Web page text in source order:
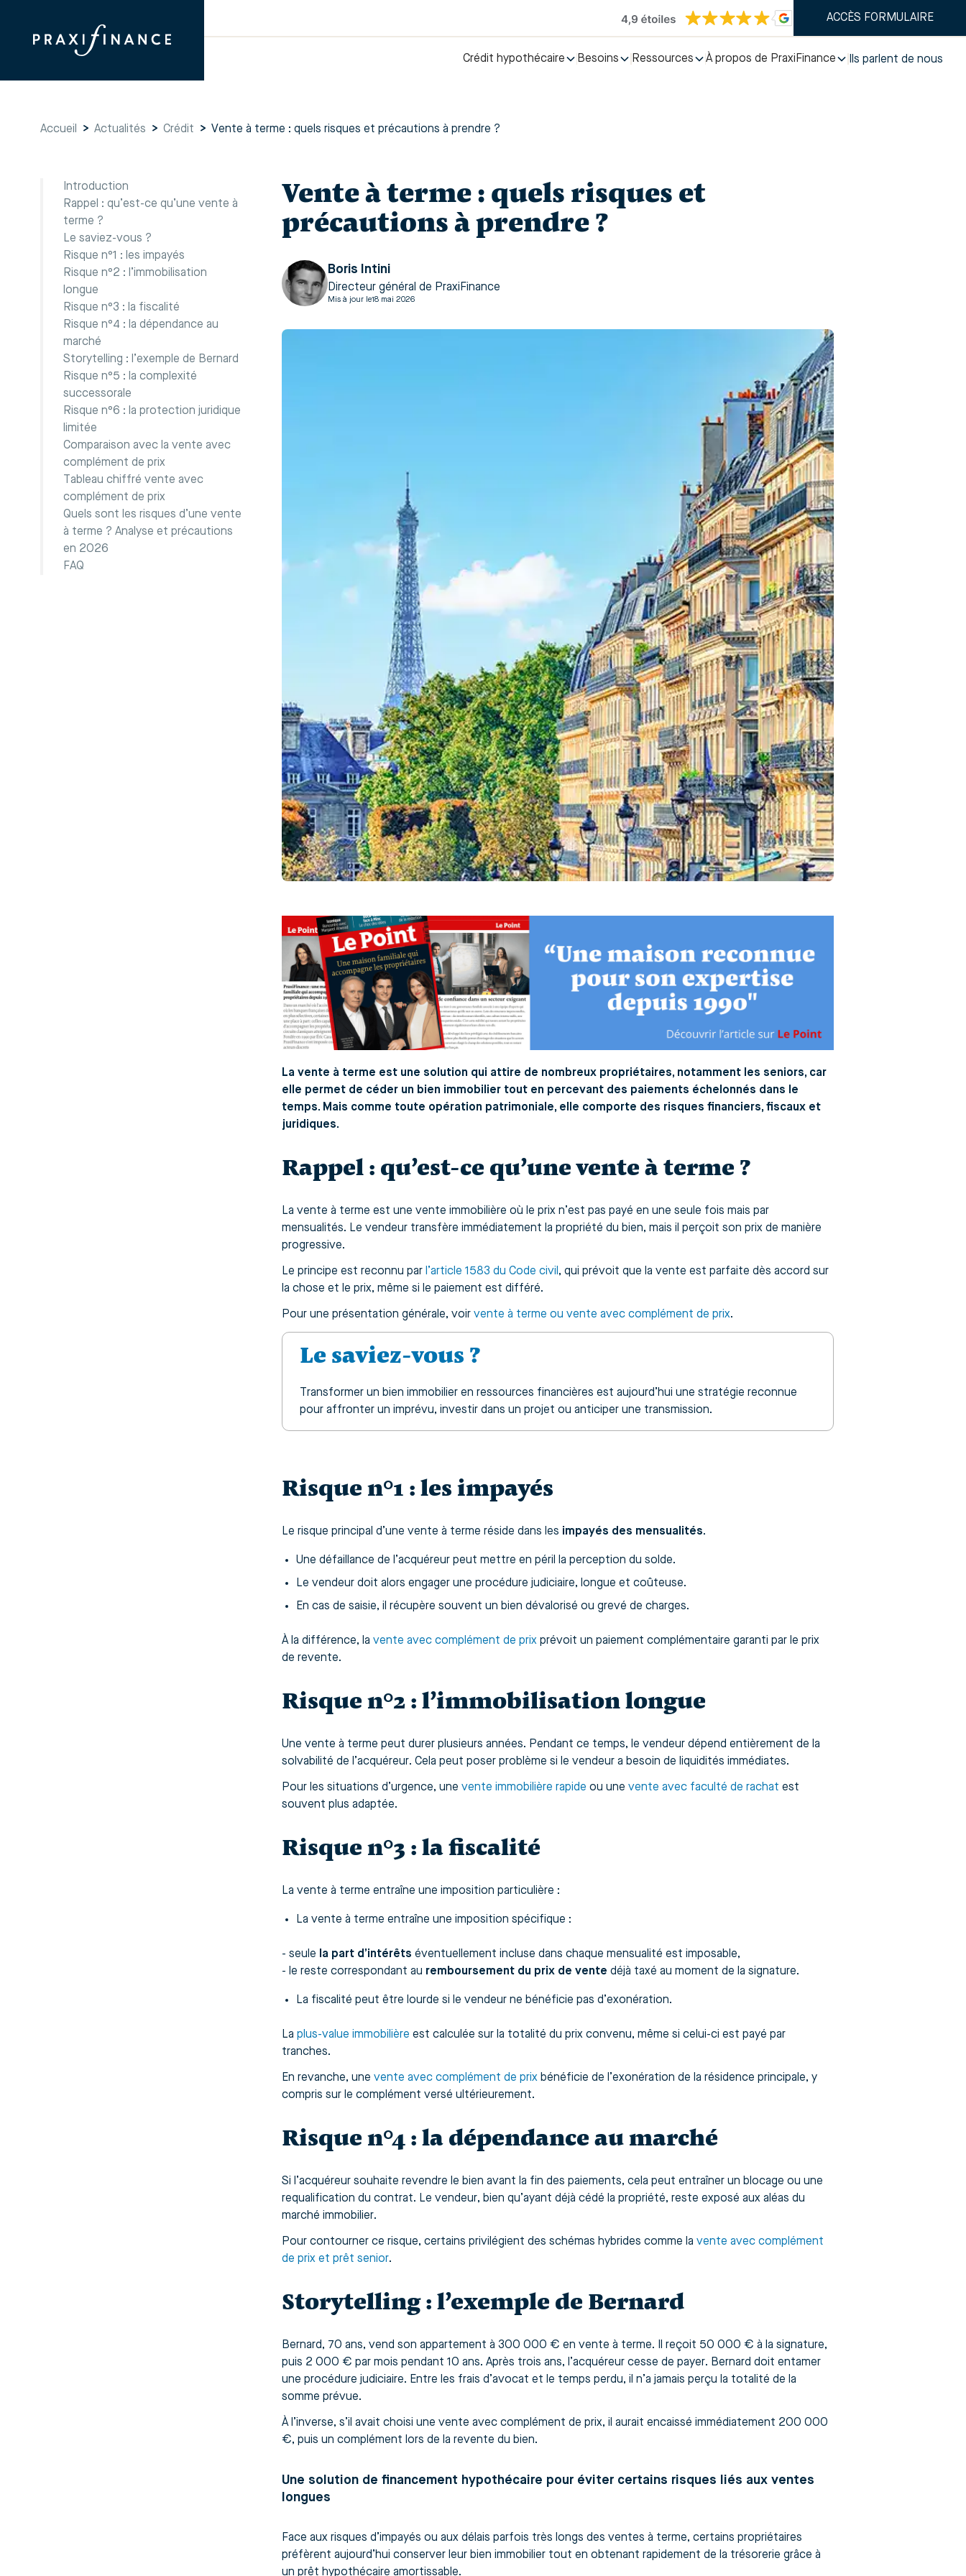
ACCÈS FORMULAIRE
Crédit hypothécaire Besoins Ressources À propos de PraxiFinance Ils parlent de nous
Accueil > Actualités > Crédit > Vente à terme : quels risques et précautions à prendre ?
Introduction
Rappel : qu’est-ce qu’une vente à
terme ?
Le saviez-vous ?
Risque n°1 : les impayés
Risque n°2 : l’immobilisation
longue
Risque n°3 : la fiscalité
Risque n°4 : la dépendance au
marché
Storytelling : l’exemple de Bernard
Risque n°5 : la complexité
successorale
Risque n°6 : la protection juridique
limitée
Comparaison avec la vente avec
complément de prix
Tableau chiffré vente avec
complément de prix
Quels sont les risques d’une vente
à terme ? Analyse et précautions
en 2026
FAQ
Vente à terme : quels risques et
précautions à prendre ?
Boris Intini
Directeur général de PraxiFinance
Mis à jour le18 mai 2026
La vente à terme est une solution qui attire de nombreux propriétaires, notamment les seniors, car
elle permet de céder un bien immobilier tout en percevant des paiements échelonnés dans le
temps. Mais comme toute opération patrimoniale, elle comporte des risques financiers, fiscaux et
juridiques.
Rappel : qu’est-ce qu’une vente à terme ?
La vente à terme est une vente immobilière où le prix n’est pas payé en une seule fois mais par
mensualités. Le vendeur transfère immédiatement la propriété du bien, mais il perçoit son prix de manière
progressive.
Le principe est reconnu par l’article 1583 du Code civil , qui prévoit que la vente est parfaite dès accord sur
la chose et le prix, même si le paiement est différé.
Pour une présentation générale, voir vente à terme ou vente avec complément de prix.
Le saviez-vous ?
Transformer un bien immobilier en ressources financières est aujourd’hui une stratégie reconnue
pour affronter un imprévu, investir dans un projet ou anticiper une transmission.
Risque n°1 : les impayés
Le risque principal d’une vente à terme réside dans les impayés des mensualités.
Une défaillance de l’acquéreur peut mettre en péril la perception du solde.
Le vendeur doit alors engager une procédure judiciaire, longue et coûteuse.
En cas de saisie, il récupère souvent un bien dévalorisé ou grevé de charges.
À la différence, la vente avec complément de prix prévoit un paiement complémentaire garanti par le prix
de revente.
Risque n°2 : l’immobilisation longue
Une vente à terme peut durer plusieurs années. Pendant ce temps, le vendeur dépend entièrement de la
solvabilité de l’acquéreur. Cela peut poser problème si le vendeur a besoin de liquidités immédiates.
Pour les situations d’urgence, une vente immobilière rapide ou une vente avec faculté de rachat est
souvent plus adaptée.
Risque n°3 : la fiscalité
La vente à terme entraîne une imposition particulière :
La vente à terme entraîne une imposition spécifique :
- seule la part d’intérêts éventuellement incluse dans chaque mensualité est imposable,
- le reste correspondant au remboursement du prix de vente déjà taxé au moment de la signature.
La fiscalité peut être lourde si le vendeur ne bénéficie pas d’exonération.
La plus-value immobilière est calculée sur la totalité du prix convenu, même si celui-ci est payé par
tranches.
En revanche, une vente avec complément de prix bénéficie de l’exonération de la résidence principale, y
compris sur le complément versé ultérieurement.
Risque n°4 : la dépendance au marché
Si l’acquéreur souhaite revendre le bien avant la fin des paiements, cela peut entraîner un blocage ou une
requalification du contrat. Le vendeur, bien qu’ayant déjà cédé la propriété, reste exposé aux aléas du
marché immobilier.
Pour contourner ce risque, certains privilégient des schémas hybrides comme la vente avec complément
de prix et prêt senior.
Storytelling : l’exemple de Bernard
Bernard, 70 ans, vend son appartement à 300 000 € en vente à terme. Il reçoit 50 000 € à la signature,
puis 2 000 € par mois pendant 10 ans. Après trois ans, l’acquéreur cesse de payer. Bernard doit entamer
une procédure judiciaire. Entre les frais d’avocat et le temps perdu, il n’a jamais perçu la totalité de la
somme prévue.
À l’inverse, s’il avait choisi une vente avec complément de prix, il aurait encaissé immédiatement 200 000
€, puis un complément lors de la revente du bien.
Une solution de financement hypothécaire pour éviter certains risques liés aux ventes
longues
Face aux risques d’impayés ou aux délais parfois très longs des ventes à terme, certains propriétaires
préfèrent aujourd’hui conserver leur bien immobilier tout en obtenant rapidement de la trésorerie grâce à
un prêt hypothécaire amortissable.